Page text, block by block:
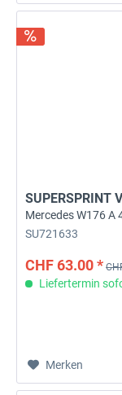
SUPERSPRINT
Mercedes W176 A
SU721633
CHF 63.00 *
Liefertermin
Merken